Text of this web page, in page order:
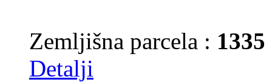
Zemljišna parcela : 1335
Detalji